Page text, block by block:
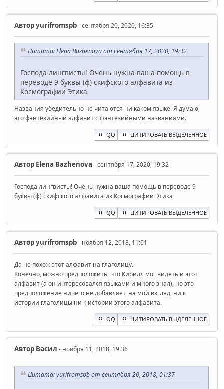
Авторyurifromspb- сентября 20, 2020, 16:35
Цитата: Elena Bazhenova от сентября 17, 2020, 19:32
Господа лингвисты! Очень нужна ваша помощь в
переводе 9 буквы (ф) скифского алфавита из
Космографии Этика
Названия убедительно не читаются ни каком языке. Я думаю,
это фэнтезийный алфавит с фэнтезийными названиями.
QQ ЦИТИРОВАТЬ ВЫДЕЛЕННОЕ
Автор Elena Bazhenova - сентября 17, 2020, 19:32
Господа лингвисты! Очень нужна ваша помощь в переводе 9
буквы (ф) скифского алфавита из Космографии Этика
QQ ЦИТИРОВАТЬ ВЫДЕЛЕННОЕ
Авторyurifromspb- ноября 12, 2018, 11:01
Да не похож этот алфавит на глаголицу.
Конечно, можно предположить, что Кирилл мог видеть и этот
алфавит (а он интересовался языками и много знал), но это
предположение ничего не добавляет, на мой взгляд, ни к
истории глаголицы ни к истории этого алфавита.
QQ ЦИТИРОВАТЬ ВЫДЕЛЕННОЕ
Автор Васил - ноября 11, 2018, 19:36
Цитата: yurifromspb от сентября 20, 2018, 01:37